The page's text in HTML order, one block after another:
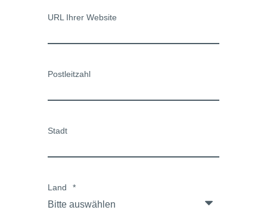
URL Ihrer Website
Postleitzahl
Stadt
Land *